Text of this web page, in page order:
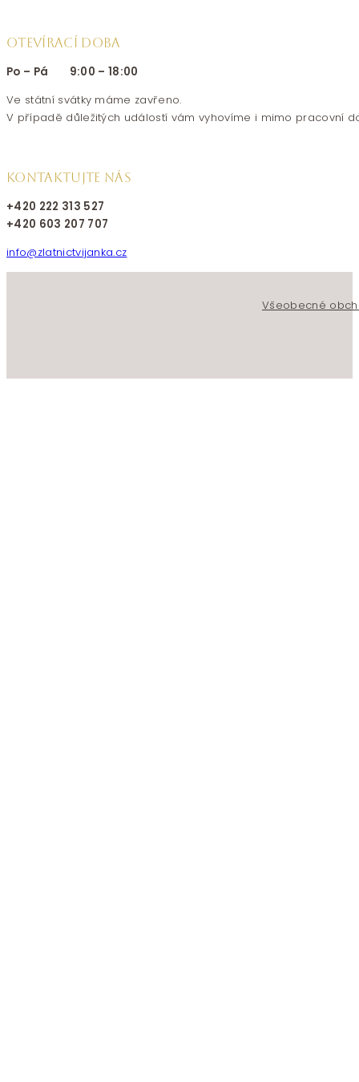
OTEVÍRACÍ DOBA
Po – Pá 9:00 – 18:00
Ve státní svátky máme zavřeno.
V případě důležitých událostí vám vyhovíme i mimo pracovní
KONTAKTUJTE NÁS
+420 222 313 527
+420 603 207 707
info@zlatnictvijanka.cz
Všeobecné